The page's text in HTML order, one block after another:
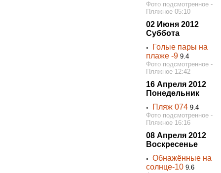
Фото подсмотренное -
Пляжное 05:10
02 Июня 2012
Суббота
◦
Голые пары на
плаже -9 9.4
Фото подсмотренное -
Пляжное 12:42
16 Апреля 2012
Понедельник
◦ Пляж 074 9.4
Фото подсмотренное -
Пляжное 16:16
08 Апреля 2012
Воскресенье
◦Обнажённые на
солнце-10 9.6